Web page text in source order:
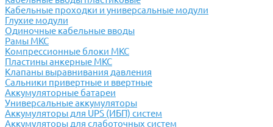
Кабельные проходки и универсальные модули
Глухие модули
Одиночные кабельные вводы
Рамы МКС
Компрессионные блоки МКС
Пластины анкерные МКС
Клапаны выравнивания давления
Сальники привертные и ввертные
Аккумуляторные батареи
Универсальные аккумуляторы
Аккумуляторы для UPS (ИБП) систем
Аккумуляторы для слаботочных систем